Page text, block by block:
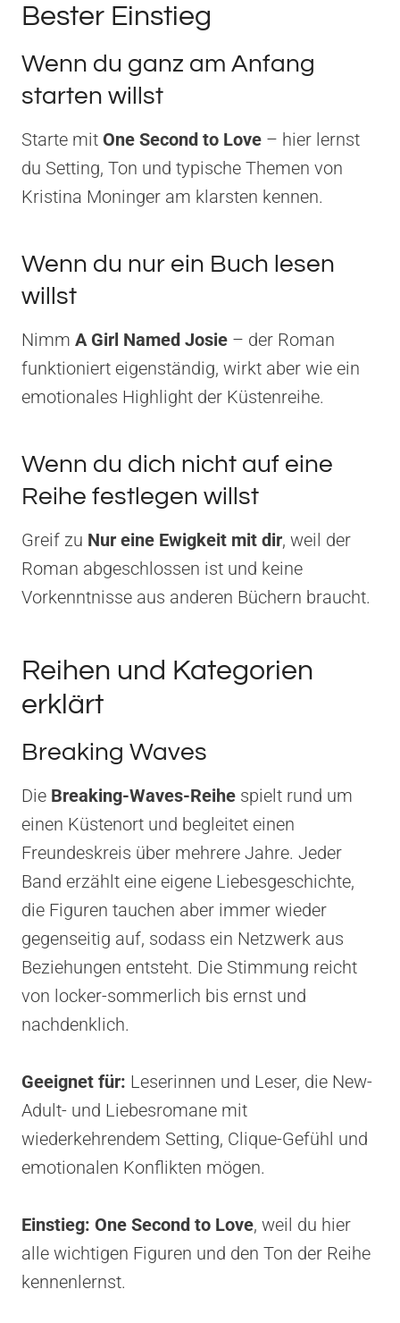
Bester Einstieg
Wenn du ganz am Anfang
starten willst
Starte mit One Second to Love – hier lernst
du Setting, Ton und typische Themen von
Kristina Moninger am klarsten kennen.
Wenn du nur ein Buch lesen
willst
Nimm A Girl Named Josie – der Roman
funktioniert eigenständig, wirkt aber wie ein
emotionales Highlight der Küstenreihe.
Wenn du dich nicht auf eine
Reihe festlegen willst
Greif zu Nur eine Ewigkeit mit dir, weil der
Roman abgeschlossen ist und keine
Vorkenntnisse aus anderen Büchern braucht.
Reihen und Kategorien
erklärt
Breaking Waves
Die Breaking-Waves-Reihe spielt rund um
einen Küstenort und begleitet einen
Freundeskreis über mehrere Jahre. Jeder
Band erzählt eine eigene Liebesgeschichte,
die Figuren tauchen aber immer wieder
gegenseitig auf, sodass ein Netzwerk aus
Beziehungen entsteht. Die Stimmung reicht
von locker-sommerlich bis ernst und
nachdenklich.
Geeignet für: Leserinnen und Leser, die New-
Adult- und Liebesromane mit
wiederkehrendem Setting, Clique-Gefühl und
emotionalen Konflikten mögen.
Einstieg: One Second to Love, weil du hier
alle wichtigen Figuren und den Ton der Reihe
kennenlernst.